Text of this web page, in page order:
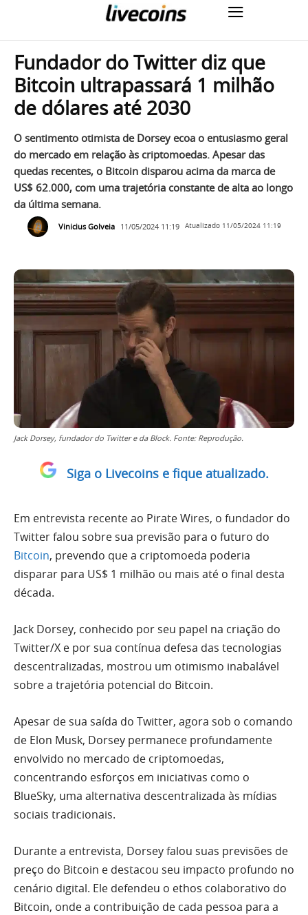
Fundador do Twitter diz que
Bitcoin ultrapassará 1 milhão
de dólares até 2030
O sentimento otimista de Dorsey ecoa o entusiasmo geral
do mercado em relação às criptomoedas. Apesar das
quedas recentes, o Bitcoin disparou acima da marca de
US$ 62.000, com uma trajetória constante de alta ao longo
da última semana.
Vinicius Golveia 11/05/2024 11:19 Atualizado 11/05/2024 11:19
Jack Dorsey, fundador do Twitter e da Block. Fonte: Reprodução.
Siga o Livecoins e fique atualizado.
Em entrevista recente ao Pirate Wires, o fundador do
Twitter falou sobre sua previsão para o futuro do
Bitcoin, prevendo que a criptomoeda poderia
disparar para US$ 1 milhão ou mais até o final desta
década.
Jack Dorsey, conhecido por seu papel na criação do
Twitter/X e por sua contínua defesa das tecnologias
descentralizadas, mostrou um otimismo inabalável
sobre a trajetória potencial do Bitcoin.
Apesar de sua saída do Twitter, agora sob o comando
de Elon Musk, Dorsey permanece profundamente
envolvido no mercado de criptomoedas,
concentrando esforços em iniciativas como o
BlueSky, uma alternativa descentralizada às mídias
sociais tradicionais.
Durante a entrevista, Dorsey falou suas previsões de
preço do Bitcoin e destacou seu impacto profundo no
cenário digital. Ele defendeu o ethos colaborativo do
Bitcoin, onde a contribuição de cada pessoa para a